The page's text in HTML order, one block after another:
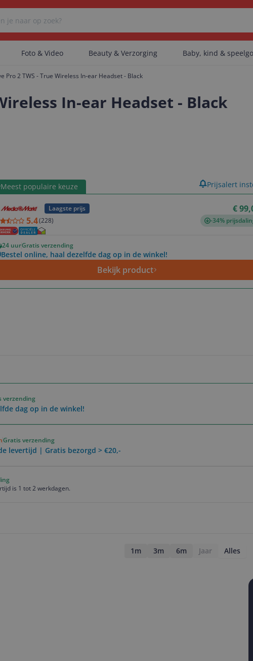
Er zijn geen categorieën gevonden.
Foto & Video Beauty & Verzorging Baby, kind &
Pro 2 TWS - True Wireless In-ear Headset - Black
In-ear Headset - Black
Meest populaire keuze
Laagste prijs
€
5.4(228) -34%
24 uurGratis verzending
Bestel online, haal dezelfde dag op in de winkel!
Bekijk product
product Prijsalert
verzending
dag op in de winkel!
Gratis verzending
levertijd | Gratis bezorgd > €20,-
is 1 tot 2 werkdagen.
1m 3m 6m Jaar Alles